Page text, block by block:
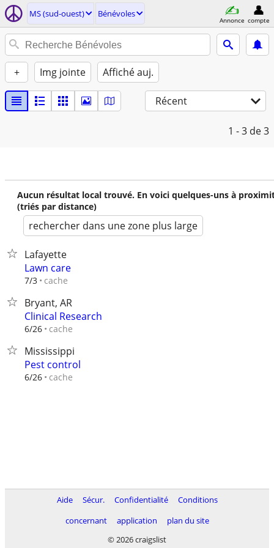
MS (sud-ouest) Bénévoles
Annonce compte
+ Img jointe Affiché auj.
Récent
1 - 3 de 3
Aucun résultat local trouvé. En voici quelques-uns à
(triés par distance)
rechercher dans une zone plus large
Lafayette
Lawn care
7/3 cache
Bryant, AR
Clinical Research
6/26 cache
Mississippi
Pest control
6/26 cache
Aide Sécur. Confidentialité
Conditions
concernant
application
plan du site
© 2026 craigslist